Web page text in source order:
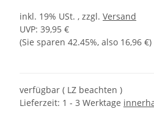
inkl. 19% USt. , zzgl. Versand
UVP: 39,95 €
(Sie sparen 42.45%, also 16,96 €)
verfügbar ( LZ beachten )
Lieferzeit: 1 - 3 Werktage